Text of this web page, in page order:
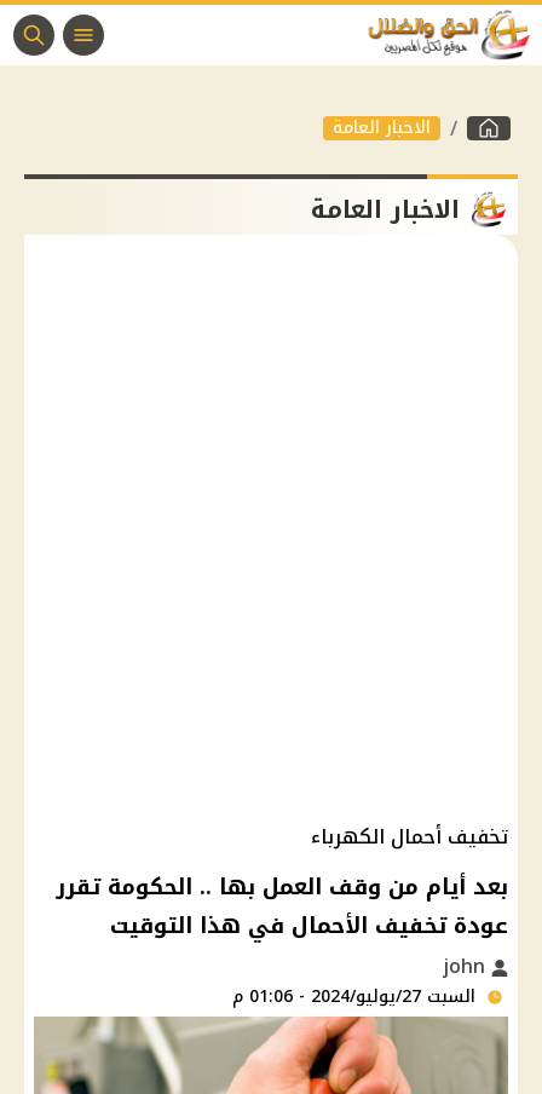
الاخبار العامة
الاخبار العامة
تخفيف أحمال الكهرباء
بعد أيام من وقف العمل بها .. الحكومة تقرر
عودة تخفيف الأحمال في هذا التوقيت
السبت 27/يوليو/2024 - 01:06 م